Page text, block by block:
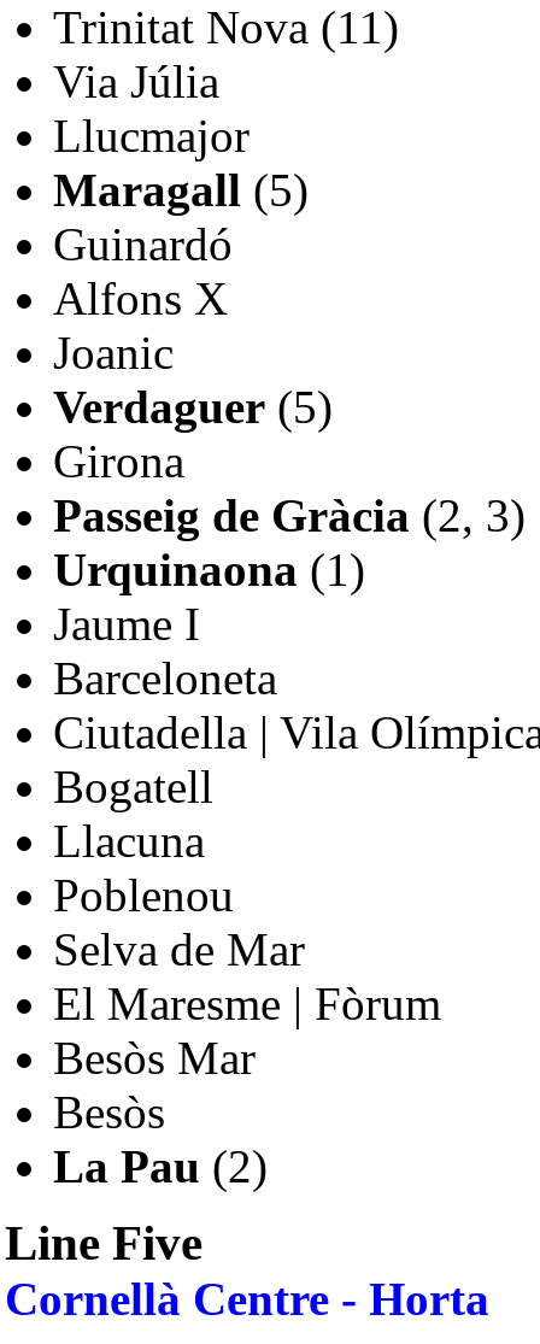
Trinitat Nova (11)
Via Júlia
Llucmajor
Maragall (5)
Guinardó
Alfons X
Joanic
Verdaguer (5)
Girona
Passeig de Gràcia (2, 3)
Urquinaona (1)
Jaume I
Barceloneta
Ciutadella | Vila
Bogatell
Llacuna
Poblenou
Selva de Mar
El Maresme | Fòrum
Besòs Mar
Besòs
La Pau (2)
Line Five
Cornellà Centre - Horta